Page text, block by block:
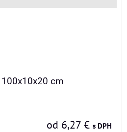
100x10x20 cm
od 6,27 € s DPH